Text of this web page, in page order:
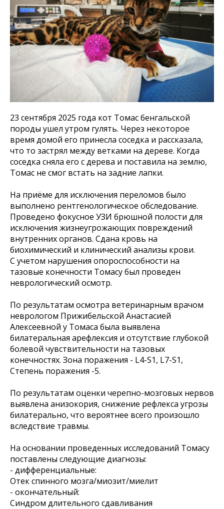
23 сентября 2025 года кот Томас бенгальской
породы ушел утром гулять. Через некоторое
время домой его принесла соседка и рассказала,
что то застрял между ветками на дереве. Когда
соседка сняла его с дерева и поставила на землю,
Томас не смог встать на задние лапки.
На приёме для исключения переломов было
выполнено рентгенологическое обследование.
Проведено фокусное УЗИ брюшной полости для
исключения жизнеугрожающих повреждений
внутренних органов. Сдана кровь на
биохимический и клинический анализы крови.
С учетом нарушения опороспособности на
тазовые конечности Томасу был проведен
неврологический осмотр.
По результатам осмотра ветеринарным врачом
неврологом Прижибельской Анастасией
Алексеевной у Томаса была выявлена
билатеральная арефлексия и отсутствие глубокой
болевой чувствительности на тазовых
конечностях. Зона поражения - L4-S1, L7-S1,
Степень поражения -5.
По результатам оценки черепно-мозговых нервов
выявлена анизокория, снижение рефлекса угрозы
билатерально, что вероятнее всего произошло
вследствие травмы.
На основании проведенных исследований Томасу
поставлены следующие диагнозы:
- дифференциальные:
Отек спинного мозга/миозит/миелит
- окончательный:
Синдром длительного сдавливания